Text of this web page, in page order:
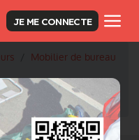
JE ME CONNECTE
Mobilier de bureau
des Urgences à Paris